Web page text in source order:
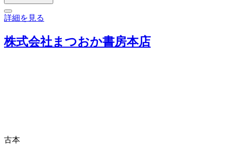
詳細を見る
株式会社まつおか書房本店
古本